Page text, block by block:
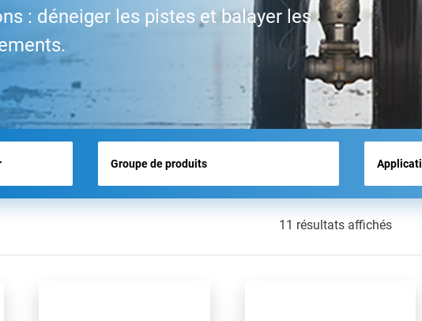
PRÉSENTATION DU
ACTUALITÉS
: déneiger les pistes et balayer les
11 résultats affichés